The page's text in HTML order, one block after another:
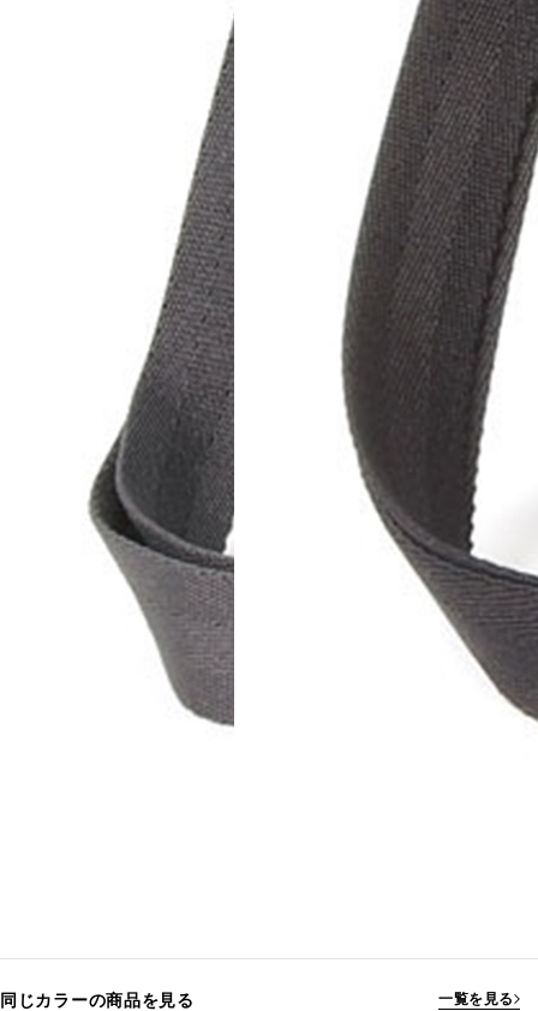
同じカラーの商品を見る 一覧を見る